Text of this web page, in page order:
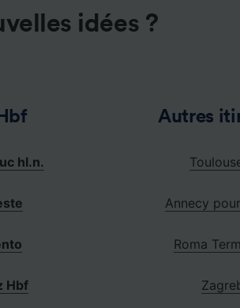
idées ?
hl.n.
Hbf
Autres
Annecy pour
Roma